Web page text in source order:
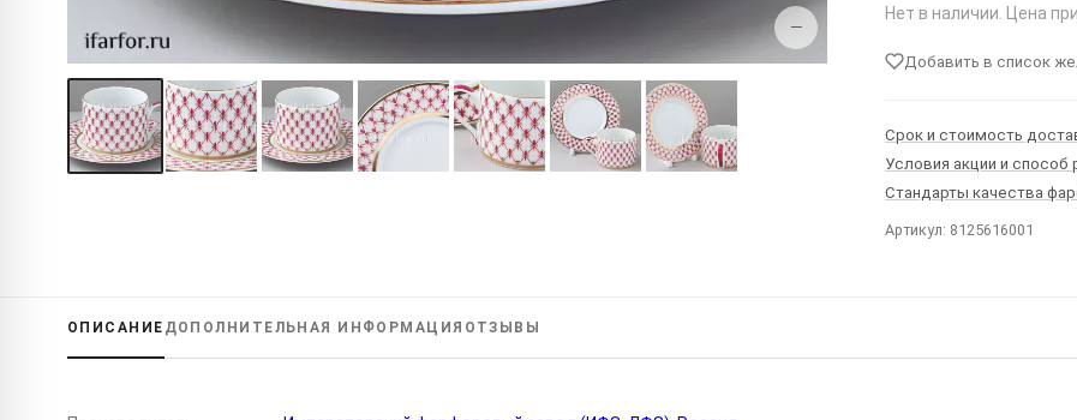
−
Нет в наличии. Цена
Добавить в список
Срок и стоимость
Условия акции и способ
Стандарты качества
Артикул: 8125616001
ОПИСАНИЕ ДОПОЛНИТЕЛЬНАЯ ИНФОРМАЦИЯ ОТЗЫВЫ